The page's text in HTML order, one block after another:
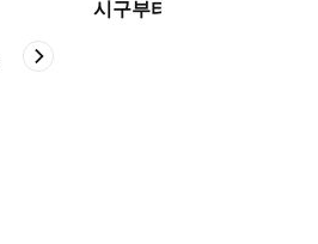
시구부터 댄스까지 [O!